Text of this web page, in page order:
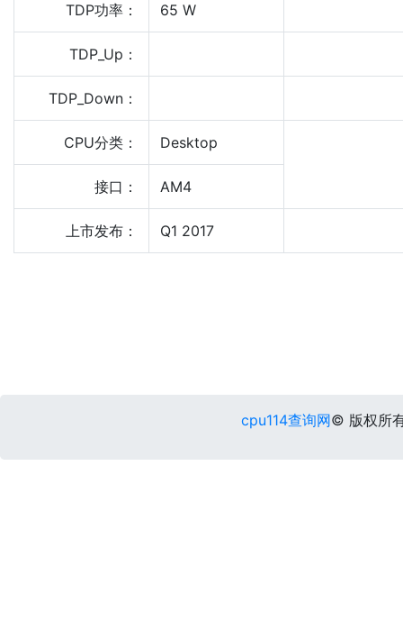
TDP功率： 65 W
TDP_Up：
TDP_Down：
CPU分类： Desktop
接口： AM4
上市发布： Q1 2017
cpu114查询网© 版权所